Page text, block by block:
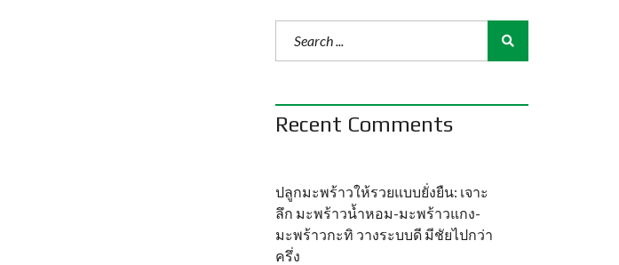
Recent Comments
ปลูกมะพร้าวให้รวยแบบยั่งยืน: เจาะ
ลึก มะพร้าวน้ำหอม-มะพร้าวแกง-
มะพร้าวกะทิ วางระบบดี มีชัยไปกว่า
ครึ่ง